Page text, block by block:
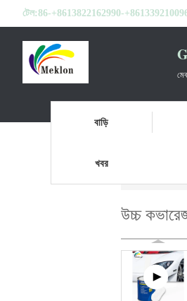
টেল:86-+8613822162990-
বাড়ি
খবর
উচ্চ